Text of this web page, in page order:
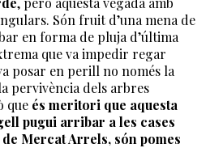
Són fruit d’una mena de
en forma de pluja d’última
que va impedir regar
posar en perill no només la
pervivència dels arbres
que és meritori que aquesta
pugui arribar a les cases
Mercat Arrels, són pomes